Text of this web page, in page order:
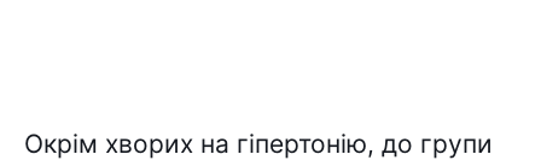
Окрім хворих на гіпертонію, до групи